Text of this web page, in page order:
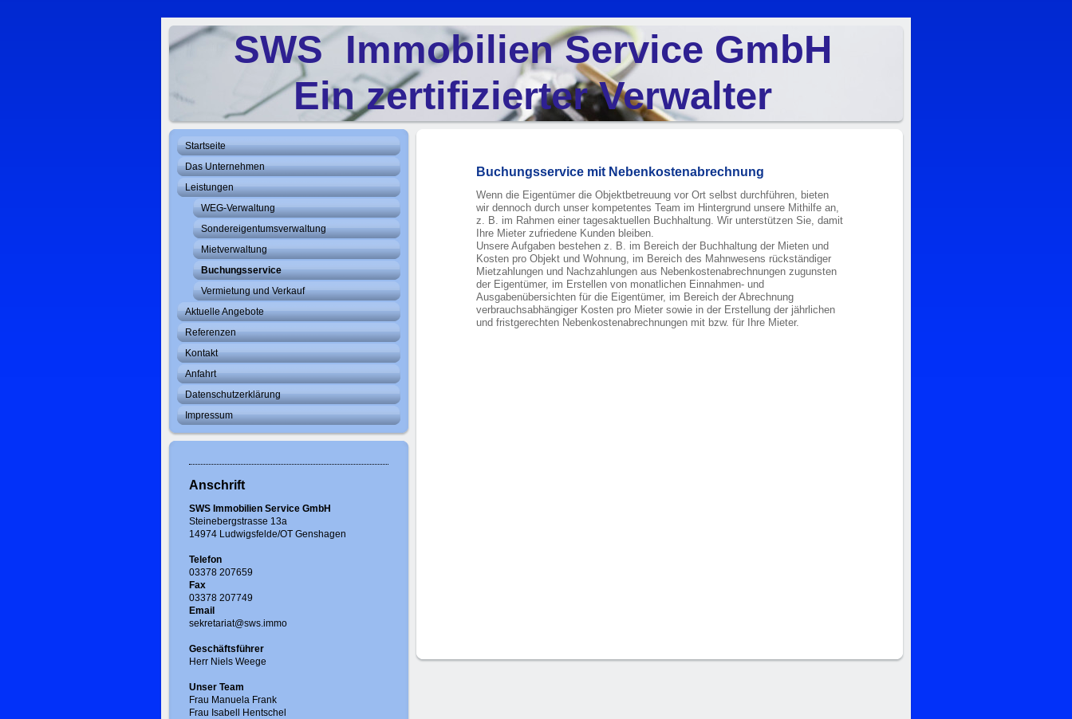
SWS Immobilien Service GmbH
Ein zertifizierter Verwalter
Startseite
Das Unternehmen
Leistungen
WEG-Verwaltung
Sondereigentumsverwaltung
Mietverwaltung
Buchungsservice
Vermietung und Verkauf
Aktuelle Angebote
Referenzen
Kontakt
Anfahrt
Datenschutzerklärung
Impressum
Anschrift
SWS Immobilien Service GmbH
Steinebergstrasse 13a
14974 Ludwigsfelde/OT Genshagen
Telefon
03378 207659
Fax
03378 207749
Email
sekretariat@sws.immo
Geschäftsführer
Herr Niels Weege
Unser Team
Frau Manuela Frank
Frau Isabell Hentschel
Buchungsservice mit Nebenkostenabrechnung
Wenn die Eigentümer die Objektbetreuung vor Ort selbst durchführen, bieten
wir dennoch durch unser kompetentes Team im Hintergrund unsere Mithilfe an,
z. B. im Rahmen einer tagesaktuellen Buchhaltung. Wir unterstützen Sie, damit
Ihre Mieter zufriedene Kunden bleiben.
Unsere Aufgaben bestehen z. B. im Bereich der Buchhaltung der Mieten und
Kosten pro Objekt und Wohnung, im Bereich des Mahnwesens rückständiger
Mietzahlungen und Nachzahlungen aus Nebenkostenabrechnungen zugunsten
der Eigentümer, im Erstellen von monatlichen Einnahmen- und
Ausgabenübersichten für die Eigentümer, im Bereich der Abrechnung
verbrauchsabhängiger Kosten pro Mieter sowie in der Erstellung der jährlichen
und fristgerechten Nebenkostenabrechnungen mit bzw. für Ihre Mieter.